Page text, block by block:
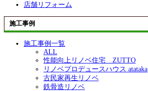
店舗リフォーム
施工事例
施工事例一覧
ALL
性能向上リノベ住宅 ZUTTO
リノベプロデュースハウス atataka
古民家再生リノベ
鉄骨造リノベ